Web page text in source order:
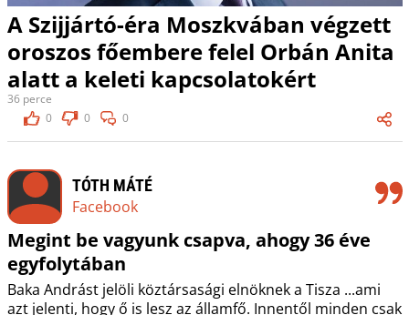
A Szijjártó-éra Moszkvában végzett
oroszos főembere felel Orbán Anita
alatt a keleti kapcsolatokért
36 perce
0
0 0
TÓTH MÁTÉ
Facebook
Megint be vagyunk csapva, ahogy 36 éve
egyfolytában
Baka Andrást jelöli köztársasági elnöknek a Tisza ...ami
azt jelenti, hogy ő is lesz az államfő. Innentől minden csak